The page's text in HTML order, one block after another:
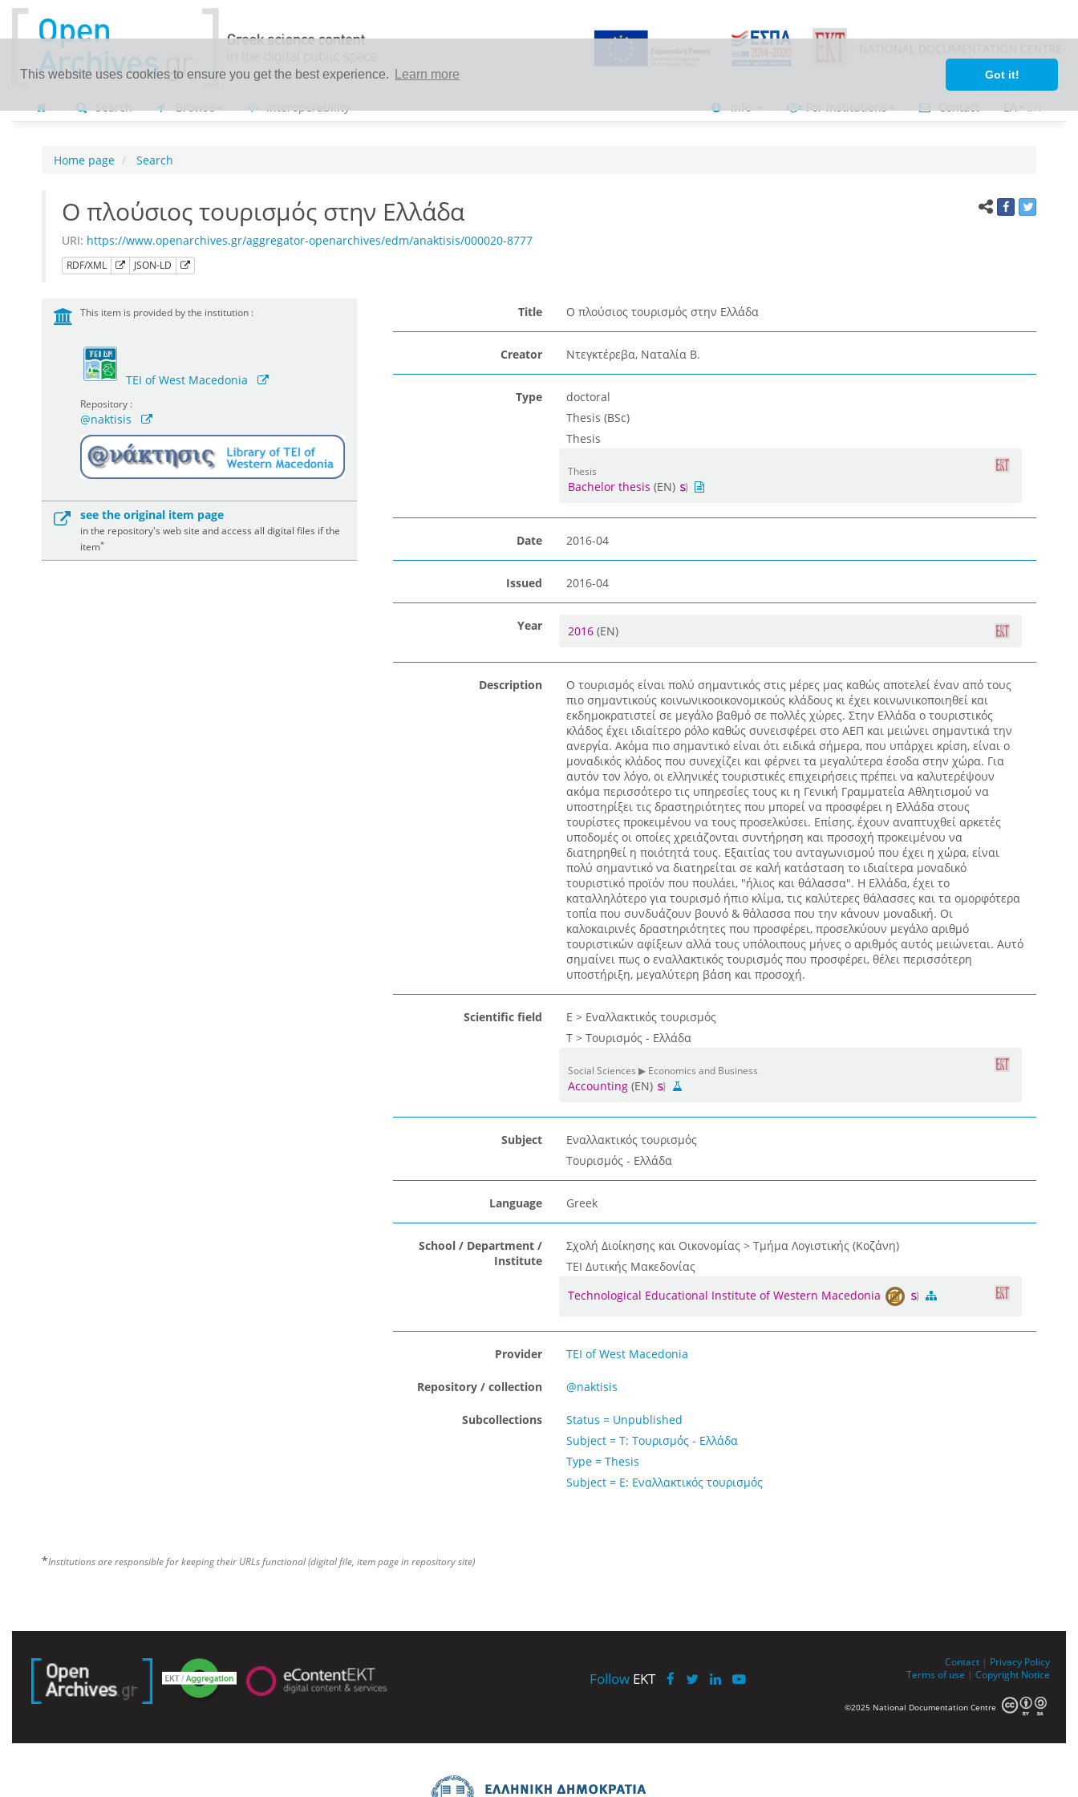
This website uses cookies to ensure you get the best experience. Learn more Got it!
Search Browse Interoperability Info For institutions Contact ΕΛ•ΕΝ
Home page Search
Ο πλούσιος τουρισμός στην Ελλάδα
URI: https://www.openarchives.gr/aggregator-openarchives/edm/anaktisis/000020-8777
RDF/XML JSON-LD
This item is provided by the institution :
TEI of West Macedonia
Repository :
@naktisis
see the original item page
in the repository's web site and access all digital files if the
item*
Title Ο πλούσιος τουρισμός στην Ελλάδα
Creator Ντεγκτέρεβα, Ναταλία Β.
Type
doctoral
Thesis (BSc)
Thesis
Thesis
Bachelor thesis (EN)
Date 2016-04
Issued 2016-04
Year 2016 (EN)
Description
Ο τουρισμός είναι πολύ σημαντικός στις μέρες μας καθώς αποτελεί έναν από τους
πιο σημαντικούς κοινωνικοοικονομικούς κλάδους κι έχει κοινωνικοποιηθεί και
εκδημοκρατιστεί σε μεγάλο βαθμό σε πολλές χώρες. Στην Ελλάδα ο τουριστικός
κλάδος έχει ιδιαίτερο ρόλο καθώς συνεισφέρει στο ΑΕΠ και μειώνει σημαντικά την
ανεργία. Ακόμα πιο σημαντικό είναι ότι ειδικά σήμερα, που υπάρχει κρίση, είναι ο
μοναδικός κλάδος που συνεχίζει και φέρνει τα μεγαλύτερα έσοδα στην χώρα. Για
αυτόν τον λόγο, οι ελληνικές τουριστικές επιχειρήσεις πρέπει να καλυτερέψουν
ακόμα περισσότερο τις υπηρεσίες τους κι η Γενική Γραμματεία Αθλητισμού να
υποστηρίξει τις δραστηριότητες που μπορεί να προσφέρει η Ελλάδα στους
τουρίστες προκειμένου να τους προσελκύσει. Επίσης, έχουν αναπτυχθεί αρκετές
υποδομές οι οποίες χρειάζονται συντήρηση και προσοχή προκειμένου να
διατηρηθεί η ποιότητά τους. Εξαιτίας του ανταγωνισμού που έχει η χώρα, είναι
πολύ σημαντικό να διατηρείται σε καλή κατάσταση το ιδιαίτερα μοναδικό
τουριστικό προϊόν που πουλάει, "ήλιος και θάλασσα". Η Ελλάδα, έχει το
καταλληλότερο για τουρισμό ήπιο κλίμα, τις καλύτερες θάλασσες και τα ομορφότερα
τοπία που συνδυάζουν βουνό & θάλασσα που την κάνουν μοναδική. Οι
καλοκαιρινές δραστηριότητες που προσφέρει, προσελκύουν μεγάλο αριθμό
τουριστικών αφίξεων αλλά τους υπόλοιπους μήνες ο αριθμός αυτός μειώνεται. Αυτό
σημαίνει πως ο εναλλακτικός τουρισμός που προσφέρει, θέλει περισσότερη
υποστήριξη, μεγαλύτερη βάση και προσοχή.
Scientific field
Ε > Εναλλακτικός τουρισμός
Τ > Τουρισμός - Ελλάδα
Social Sciences ▶ Economics and Business
Accounting(EN)
Subject
Εναλλακτικός τουρισμός
Τουρισμός - Ελλάδα
Language Greek
School / Department /
Institute
Σχολή Διοίκησης και Οικονομίας > Τμήμα Λογιστικής (Κοζάνη)
ΤΕΙ Δυτικής Μακεδονίας
Technological Educational Institute of Western Macedonia
Provider TEI of West Macedonia
Repository / collection @naktisis
Subcollections
Status = Unpublished
Subject = Τ: Τουρισμός - Ελλάδα
Type = Thesis
Subject = Ε: Εναλλακτικός τουρισμός
*Institutions are responsible for keeping their URLs functional (digital file, item page in repository site)
Follow EKT
Contact | Privacy Policy
Terms of use | Copyright Notice
©2025 National Documentation Centre